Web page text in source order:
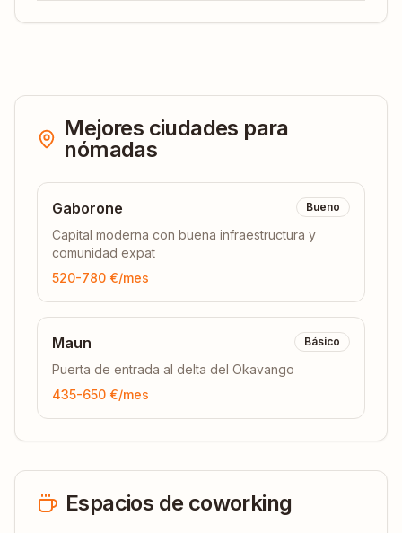
Mejores ciudades para
nómadas
Gaborone Bueno
Capital moderna con buena infraestructura y
comunidad expat
520-780 €/mes
Maun Básico
Puerta de entrada al delta del Okavango
435-650 €/mes
Espacios de coworking